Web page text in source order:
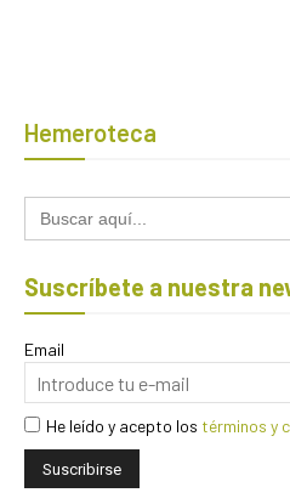
Hemeroteca
Buscar:
Suscríbete a nuestra
Email
He leído y acepto los términos y